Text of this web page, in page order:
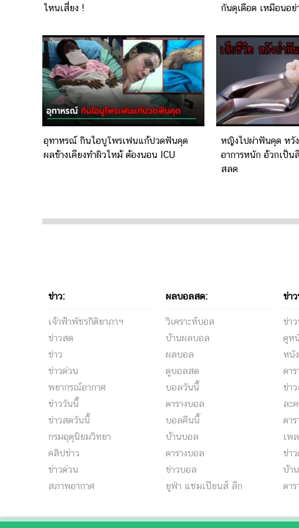
ไหนเสี่ยง !
กันดุเดือด เหมือนอย่
อุทาหรณ์ กินไอบูโพรเฟนแก้ปวดฟันคุด
ผลข้างเคียงทำผิวไหม้ ต้องนอน ICU
หญิงไปผ่าฟันคุด หวั
อาการหนัก อ้วกเป็
สลด
ข่าว:
เจ้าฟ้าพัชรกิติยาภาฯ
ข่าวสด
ข่าว
ข่าวด่วน
พยากรณ์อากาศ
ข่าววันนี้
ข่าวสดวันนี้
กรมอุตุนิยมวิทยา
คลิปข่าว
ข่าวด่วน
สภาพอากาศ
ผลบอลสด:
วิเคราะห์บอล
บ้านผลบอล
ผลบอล
ดูบอลสด
บอลวันนี้
ตารางบอล
บอลคืนนี้
บ้านบอล
ตารางบอล
ข่าวบอล
ยูฟ่า แชมเปียนส์ ลีก
ข่า
ข่า
ดูห
หนั
ดาร
ข่า
ละ
ดา
เพ
ข่าว
บ้า
ดา